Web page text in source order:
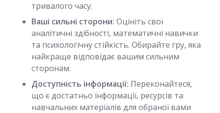
тривалого часу.
Ваші сильні сторони: Оцініть свої
аналітичні здібності, математичні навички
та психологічну стійкість. Обирайте гру, яка
найкраще відповідає вашим сильним
сторонам.
Доступність інформації: Переконайтеся,
що є достатньо інформації, ресурсів та
навчальних матеріалів для обраної вами